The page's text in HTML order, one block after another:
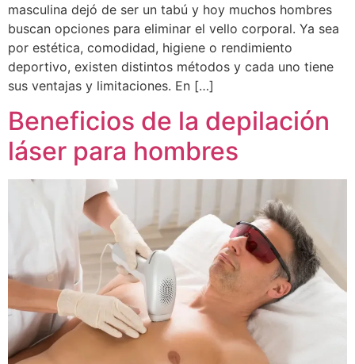
masculina dejó de ser un tabú y hoy muchos hombres
buscan opciones para eliminar el vello corporal. Ya sea
por estética, comodidad, higiene o rendimiento
deportivo, existen distintos métodos y cada uno tiene
sus ventajas y limitaciones. En […]
Beneficios de la depilación
láser para hombres